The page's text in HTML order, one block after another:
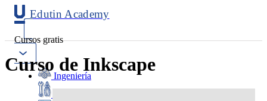
Edutin Academy
Cursos gratis
Ingeniería
Curso de Inkscape